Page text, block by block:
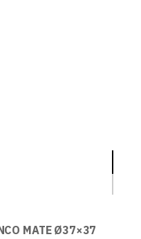
MATE Ø37×37